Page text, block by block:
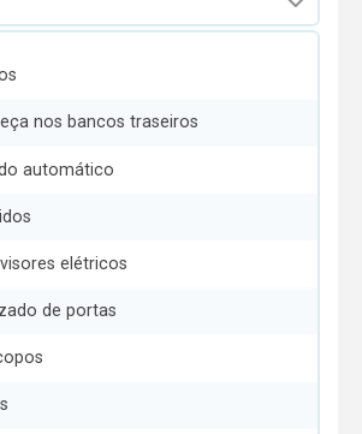
nos bancos traseiros
automático
elétricos
de portas